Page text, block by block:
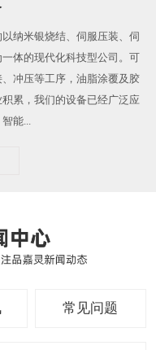
纳米银烧结、伺服压装、伺
体的现代化科技型公司。可
冲压等工序，油脂涂覆及胶
累，我们的设备已经广泛应
能...
常见问题